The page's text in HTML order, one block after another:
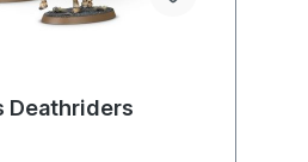
Deathriders